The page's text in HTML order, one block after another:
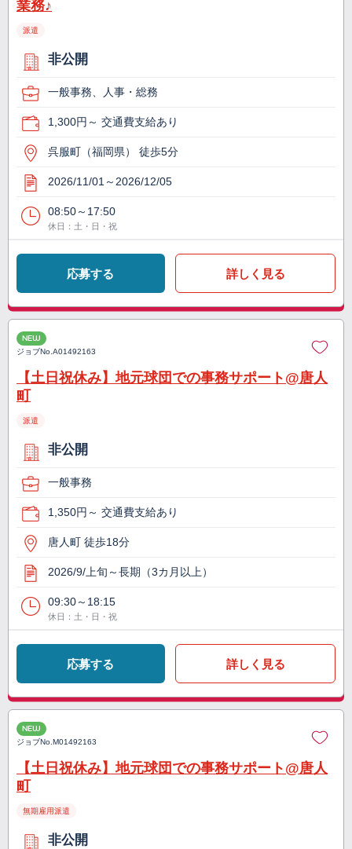
業務♪
派遣
非公開
一般事務、人事・総務
1,300円～ 交通費支給あり
呉服町（福岡県） 徒歩5分
2026/11/01～2026/12/05
08:50～17:50
休日：土・日・祝
応募する 詳しく見る
NEW
ジョブNo.A01492163
【土日祝休み】地元球団での事務サポート@唐人
町
派遣
非公開
一般事務
1,350円～ 交通費支給あり
唐人町 徒歩18分
2026/9/上旬～長期（3カ月以上）
09:30～18:15
休日：土・日・祝
応募する 詳しく見る
NEW
ジョブNo.M01492163
【土日祝休み】地元球団での事務サポート@唐人
町
無期雇用派遣
非公開